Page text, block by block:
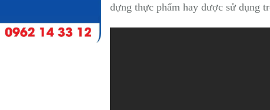
đựng thực phẩm hay được sử dụng